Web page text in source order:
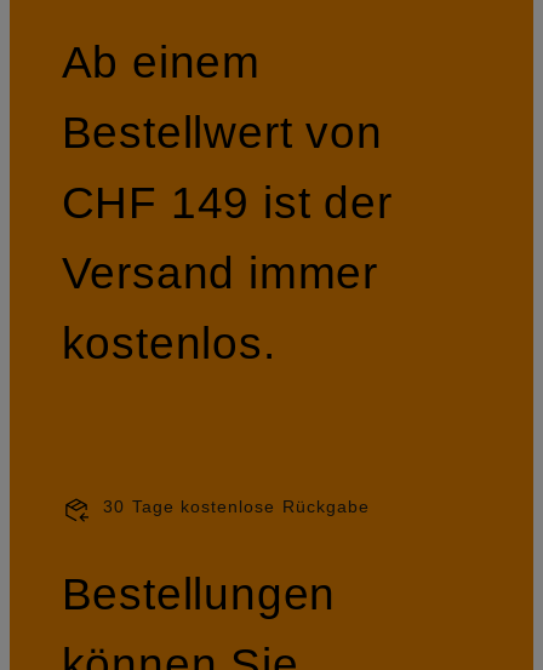
Ab einem
Bestellwert von
CHF 149 ist der
Versand immer
kostenlos.
30 Tage kostenlose Rückgabe
Bestellungen